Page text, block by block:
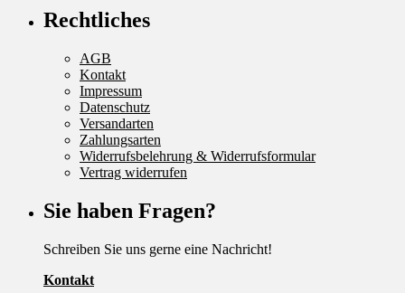
Rechtliches
AGB
Kontakt
Impressum
Datenschutz
Versandarten
Zahlungsarten
Widerrufsbelehrung & Widerrufsformular
Vertrag widerrufen
Sie haben Fragen?
Schreiben Sie uns gerne eine Nachricht!
Kontakt